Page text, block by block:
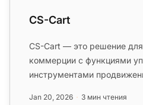
CS-Cart
CS-Cart — это решение
коммерции с функциями
инструментами
Jan 20, 2026 3 мин чтения